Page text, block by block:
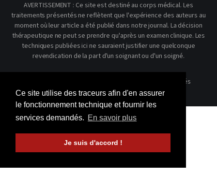
Ce site utilise des traceurs afin d'en assurer
le fonctionnement technique et fournir les
services demandés. En savoir plus
Je suis d'accord !
AVERTISSEMENT : Ce site est destiné au corps médical. Les
traitements présentés ne reflètent que l'expérience des auteurs au
moment où leur article a été publié dans notre journal. La décision
thérapeutique ne peut se prendre qu'après un examen clinique. Les
techniques publiées ici ne sauraient justifier une quelconque
revendication de la part d'un soignant ou d'un soigné.
© 2026 Kinésithérapie Scientifique - Tous droits réservés